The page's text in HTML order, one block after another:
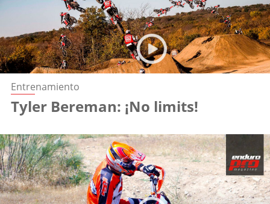
Entrenamiento
Tyler Bereman: ¡No limits!